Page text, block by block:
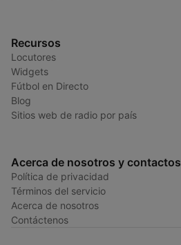
Recursos
Locutores
Widgets
Fútbol en Directo
Blog
Sitios web de radio por país
Acerca de nosotros y contactos
Política de privacidad
Términos del servicio
Acerca de nosotros
Contáctenos